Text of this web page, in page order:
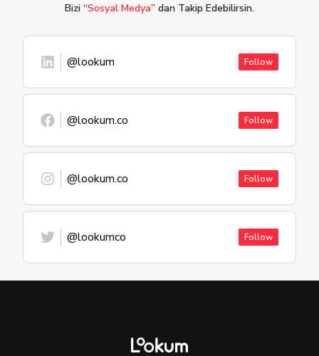
Bizi “Sosyal Medya” dan Takip Edebilirsin.
@lookum Follow
@lookum.co Follow
@lookum.co Follow
@lookumco Follow